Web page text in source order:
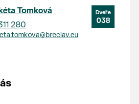
038
Tomková
280